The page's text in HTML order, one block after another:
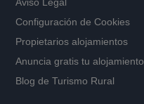
Configuración de Cookies
Propietarios alojamientos
Anuncia gratis tu alojamiento
Blog de Turismo Rural